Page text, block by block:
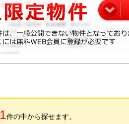
1件の中から探せます。